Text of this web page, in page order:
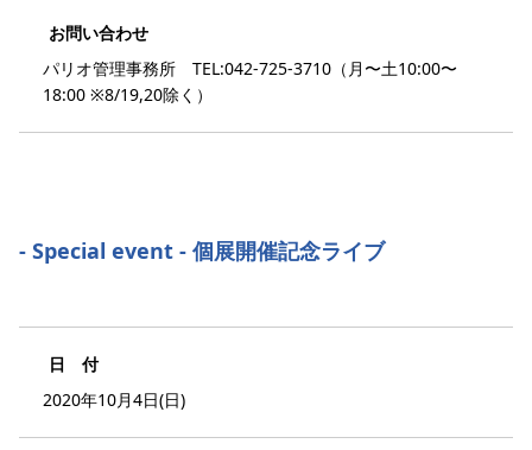
お問い合わせ
パリオ管理事務所 TEL:042-725-3710（月〜土10:00〜
18:00 ※8/19,20除く）
- Special event - 個展開催記念ライブ
日 付
2020年10月4日(日)